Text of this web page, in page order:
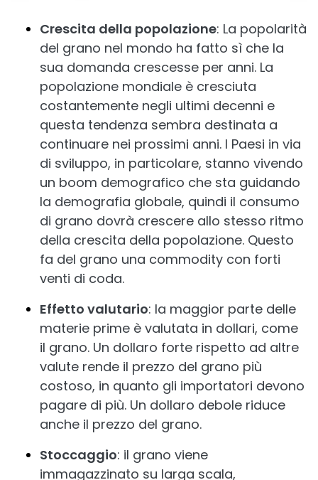
Crescita della popolazione: La popolarità
del grano nel mondo ha fatto sì che la
sua domanda crescesse per anni. La
popolazione mondiale è cresciuta
costantemente negli ultimi decenni e
questa tendenza sembra destinata a
continuare nei prossimi anni. I Paesi in via
di sviluppo, in particolare, stanno vivendo
un boom demografico che sta guidando
la demografia globale, quindi il consumo
di grano dovrà crescere allo stesso ritmo
della crescita della popolazione. Questo
fa del grano una commodity con forti
venti di coda.
Effetto valutario: la maggior parte delle
materie prime è valutata in dollari, come
il grano. Un dollaro forte rispetto ad altre
valute rende il prezzo del grano più
costoso, in quanto gli importatori devono
pagare di più. Un dollaro debole riduce
anche il prezzo del grano.
Stoccaggio: il grano viene
immagazzinato su larga scala,